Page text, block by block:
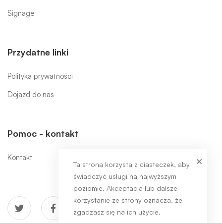
Signage
Przydatne linki
Polityka prywatności
Dojazd do nas
Pomoc - kontakt
Kontakt
Ta strona korzysta z ciasteczek, aby
świadczyć usługi na najwyższym
poziomie. Akceptacja lub dalsze
korzystanie ze strony oznacza, że
zgadzasz się na ich użycie.